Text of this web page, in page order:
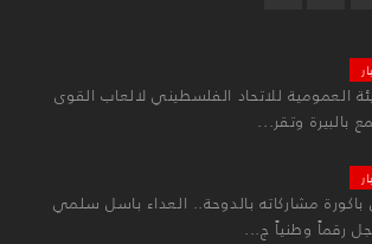
العمومية للاتحاد الفلسطيني لالعاب القوى
بالبيرة وتقر...
مشاركاته بالدوحة.. العداء باسل سلمي
رقماً وطنياً ج...